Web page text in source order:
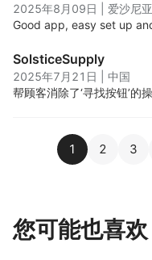
2025年8月09日
爱沙尼亚
Good app, easy set up
SolsticeSupply
2025年7月21日
中国
帮顾客消除了‘寻找按钮’的
1 2 3
您可能也喜欢